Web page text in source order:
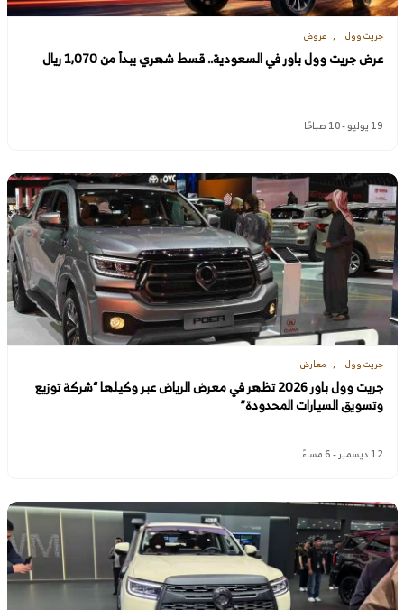
جريت وول عروض
عرض جريت وول باور في السعودية.. قسط شهري يبدأ من 1,070 ريال
19 يوليو - 10 صباحًا
جريت وول معارض
جريت وول باور 2026 تظهر في معرض الرياض عبر وكيلها “شركة توزيع
وتسويق السيارات المحدودة”
12 ديسمبر - 6 مساءً